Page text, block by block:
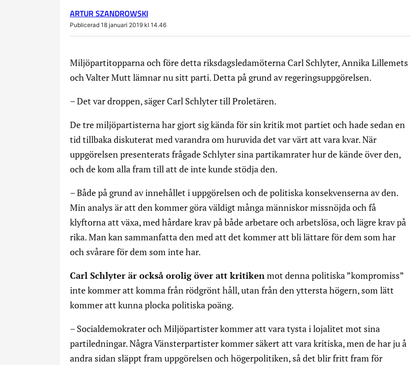
ARTUR SZANDROWSKI
Publicerad 18 januari 2019 kl 14.46
Miljöpartitopparna och före detta riksdagsledamöterna Carl Schlyter, Annika Lillemets
och Valter Mutt lämnar nu sitt parti. Detta på grund av regeringsuppgörelsen.
– Det var droppen, säger Carl Schlyter till Proletären.
De tre miljöpartisterna har gjort sig kända för sin kritik mot partiet och hade sedan en
tid tillbaka diskuterat med varandra om huruvida det var värt att vara kvar. När
uppgörelsen presenterats frågade Schlyter sina partikamrater hur de kände över den,
och de kom alla fram till att de inte kunde stödja den.
– Både på grund av innehållet i uppgörelsen och de politiska konsekvenserna av den.
Min analys är att den kommer göra väldigt många människor missnöjda och få
klyftorna att växa, med hårdare krav på både arbetare och arbetslösa, och lägre krav på
rika. Man kan sammanfatta den med att det kommer att bli lättare för dem som har
och svårare för dem som inte har.
Carl Schlyter är också orolig över att kritikenmot denna politiska ”kompromiss”
inte kommer att komma från rödgrönt håll, utan från den yttersta högern, som lätt
kommer att kunna plocka politiska poäng.
– Socialdemokrater och Miljöpartister kommer att vara tysta i lojalitet mot sina
partiledningar. Några Vänsterpartister kommer säkert att vara kritiska, men de har ju å
andra sidan släppt fram uppgörelsen och högerpolitiken, så det blir fritt fram för